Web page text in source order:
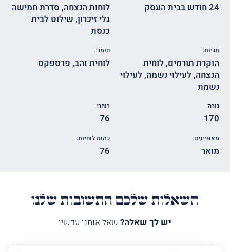
24 חודש בבית העסק לוחות הנצחה, סדרת חמישה
גלי זיכרון, שילוט לבית
כנסת
תגיות:
הוקרת תורמים, לוחית
הנצחה, לעילוי נשמה, לעילוי
נשמת
חומר:
לוחית זהב, פרספקס
גובה:
170
רוחב:
76
מאפיינים:
מואר
כמות לוחיות:
76
השאלות שלכם התשובות שלנו
יש לך שאלה? שאל אותנו עכשיו